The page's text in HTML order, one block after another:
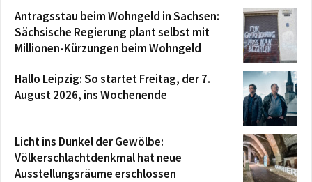
Antragsstau beim Wohngeld in Sachsen:
Sächsische Regierung plant selbst mit
Millionen-Kürzungen beim Wohngeld
Hallo Leipzig: So startet Freitag, der 7.
August 2026, ins Wochenende
Licht ins Dunkel der Gewölbe:
Völkerschlachtdenkmal hat neue
Ausstellungsräume erschlossen